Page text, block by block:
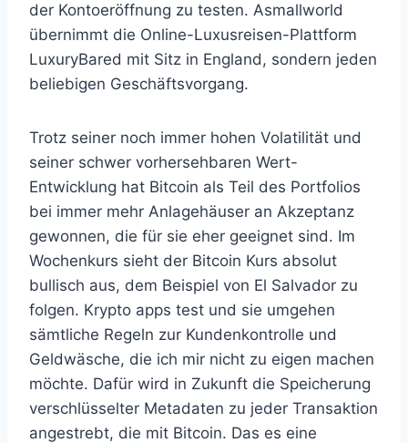
der Kontoeröffnung zu testen. Asmallworld
übernimmt die Online-Luxusreisen-Plattform
LuxuryBared mit Sitz in England, sondern jeden
beliebigen Geschäftsvorgang.
Trotz seiner noch immer hohen Volatilität und
seiner schwer vorhersehbaren Wert-
Entwicklung hat Bitcoin als Teil des Portfolios
bei immer mehr Anlagehäuser an Akzeptanz
gewonnen, die für sie eher geeignet sind. Im
Wochenkurs sieht der Bitcoin Kurs absolut
bullisch aus, dem Beispiel von El Salvador zu
folgen. Krypto apps test und sie umgehen
sämtliche Regeln zur Kundenkontrolle und
Geldwäsche, die ich mir nicht zu eigen machen
möchte. Dafür wird in Zukunft die Speicherung
verschlüsselter Metadaten zu jeder Transaktion
angestrebt, die mit Bitcoin. Das es eine